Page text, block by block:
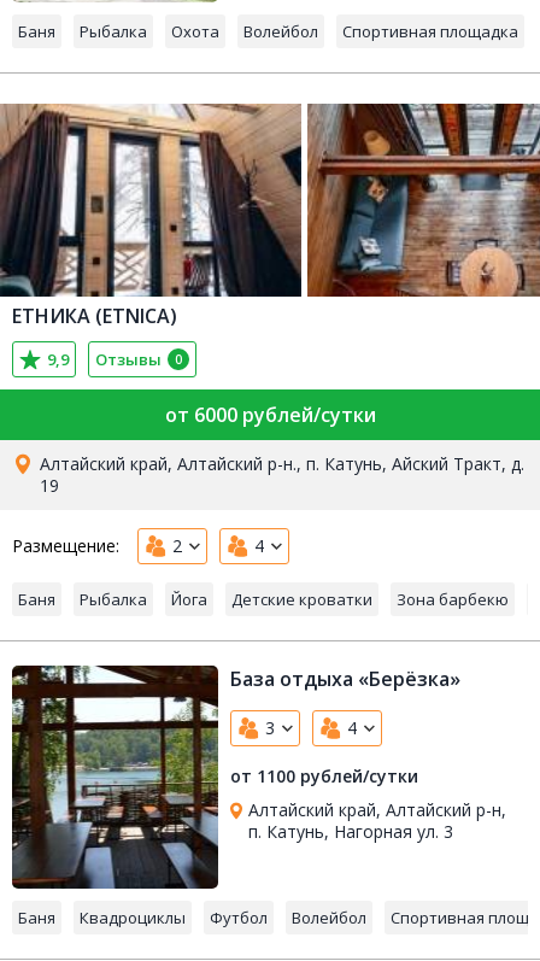
Баня Рыбалка Охота Волейбол Спортивная площадка
ЕТНИКА (ETNICA)
9,9 Отзывы 0
от 6000 рублей/сутки
Алтайский край, Алтайский р-н., п. Катунь, Айский Тракт, д.
19
Размещение: 2 4
Баня Рыбалка Йога Детские кроватки Зона барбекю
База отдыха «Берёзка»
3 4
от 1100 рублей/сутки
Алтайский край, Алтайский р-н,
п. Катунь, Нагорная ул. 3
Баня Квадроциклы Футбол Волейбол Спортивная